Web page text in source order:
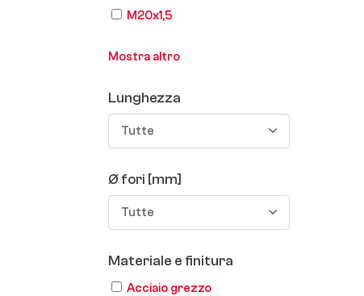
M20x1,5
Mostra altro
Lunghezza
Tutte
Ø fori [mm]
Tutte
Materiale e finitura
Acciaio grezzo